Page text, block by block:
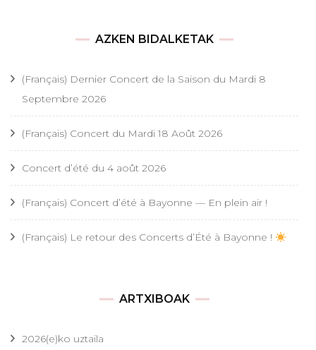
AZKEN BIDALKETAK
(Français) Dernier Concert de la Saison du Mardi 8
Septembre 2026
(Français) Concert du Mardi 18 Août 2026
Concert d’été du 4 août 2026
(Français) Concert d’été à Bayonne — En plein air !
(Français) Le retour des Concerts d’Été à Bayonne !
ARTXIBOAK
2026(e)ko uztaila